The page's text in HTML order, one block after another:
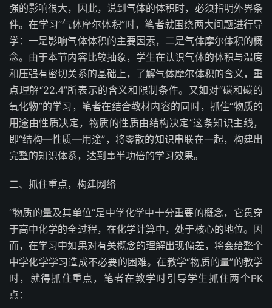
强的影响很大，因此，说到气体的体积时，必须指明外界条
件。在学习“气体摩尔体积”时，笔者就围绕两大问题进行导
学：一是影响气体体积的主要因素，二是气体摩尔体积的概
念。由于本节内容比较抽象，学生在认识气体的体积与温度
和压强有密切关系的基础上，了解气体摩尔体积的含义，重
点理解“22.4”所表示的含义和限制条件。又如对“碳和碳的
氧化物”的学习，笔者在结合教材内容的同时，抓住“物质的
用途由性质决定，物质的性质由结构决定”这条知识主线，
即“结构―性质―用途”，将零散的知识串联在一起，构建出
完整的知识体系，达到事半功倍的学习效果。
二、抓住重点，构建网络
“物质的量及其单位”是中学化学中十分重要的概念，它贯穿
于高中化学的全过程，在化学计算中，处于核心的地位。因
而，在学习中如果对有关概念的理解出现偏差，将会给整个
中学化学学习造成不必要的困难。在教学“物质的量”的教学
时，就得抓住重点，笔者在教学时引导学生抓住两个PK
点：